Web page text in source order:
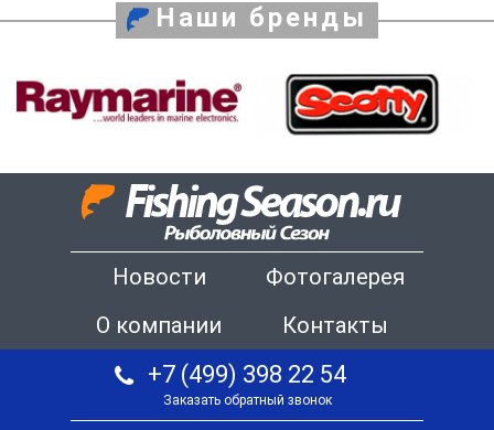
Наши бренды
Новости
Фотогалерея
О компании
Контакты
+7 (499) 398 22 54
Заказать обратный звонок